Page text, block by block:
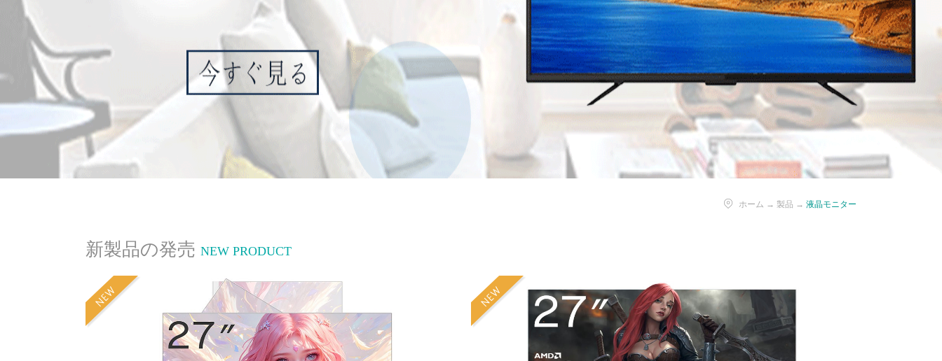
ホーム → 製品 → 液晶モニター
新製品の発売 NEW PRODUCT